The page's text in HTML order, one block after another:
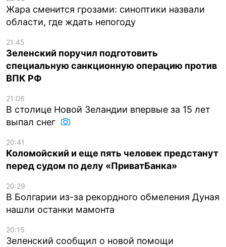
Жара сменится грозами: синоптики назвали
области, где ждать непогоду
21:45
Зеленский поручил подготовить
специальную санкционную операцию против
ВПК РФ
21:06
В столице Новой Зеландии впервые за 15 лет
выпал снег
20:41
Коломойский и еще пять человек предстанут
перед судом по делу «ПриватБанка»
20:29
В Болгарии из-за рекордного обмеления Дуная
нашли останки мамонта
20:15
Зеленский сообщил о новой помощи